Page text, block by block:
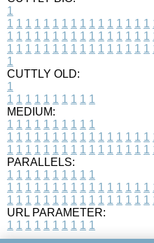
1
1 1 1 1 1 1 1 1 1 1 1 1 1 1 1 1
1 1 1 1 1 1 1 1 1 1 1 1 1 1 1 1
1 1 1 1 1 1 1 1 1 1 1 1 1 1 1 1
1
CUTTLY OLD:
1
1 1 1 1 1 1 1 1 1 1
MEDIUM:
1 1 1 1 1 1 1 1 1 1
1 1 1 1 1 1 1 1 1 1 1 1 1 1 1 1
1 1 1 1 1 1 1 1 1 1 1 1 1 1 1 1
PARALLELS:
1 1 1 1 1 1 1 1 1 1
1 1 1 1 1 1 1 1 1 1 1 1 1 1 1 1
1 1 1 1 1 1 1 1 1 1 1 1 1 1 1 1
URL PARAMETER:
1 1 1 1 1 1 1 1 1 1